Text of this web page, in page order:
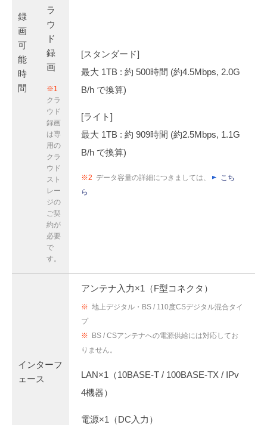
録
画
可
能
時
間
ラ
ウ
ド
録
画
※1
クラ
ウド
録画
は専
用の
クラ
ウド
スト
レー
ジの
ご契
約が
必要
で
す。
[スタンダード]
最大 1TB : 約 500時間 (約4.5Mbps, 2.0G
B/h で換算)
[ライト]
最大 1TB : 約 909時間 (約2.5Mbps, 1.1G
B/h で換算)
※2 データ容量の詳細につきましては、
こち
ら
インターフ
ェース
アンテナ入力×1（F型コネクタ）
※ 地上デジタル・BS / 110度CSデジタル混合タイ
プ
※ BS / CSアンテナへの電源供給には対応してお
りません。
LAN×1（10BASE-T / 100BASE-TX / IPv
4機器）
電源×1（DC入力）